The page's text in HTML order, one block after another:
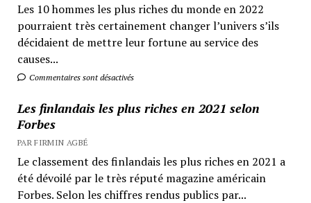
Les 10 hommes les plus riches du monde en 2022
pourraient très certainement changer l’univers s’ils
décidaient de mettre leur fortune au service des
causes...
Commentaires sont désactivés
Les finlandais les plus riches en 2021 selon
Forbes
PAR FIRMIN AGBÉ
Le classement des finlandais les plus riches en 2021 a
été dévoilé par le très réputé magazine américain
Forbes. Selon les chiffres rendus publics par...